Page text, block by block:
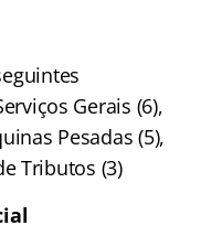
Gerais (6),
Pesadas (5),
Tributos (3)